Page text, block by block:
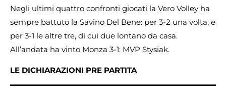
Negli ultimi quattro confronti giocati la Vero Volley ha
sempre battuto la Savino Del Bene: per 3-2 una volta, e
per 3-1 le altre tre, di cui due lontano da casa.
All’andata ha vinto Monza 3-1: MVP Stysiak.
LE DICHIARAZIONI PRE PARTITA